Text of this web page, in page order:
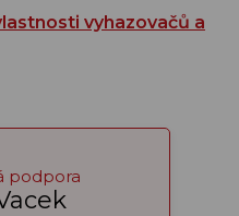
vyhazovačů a
podpora